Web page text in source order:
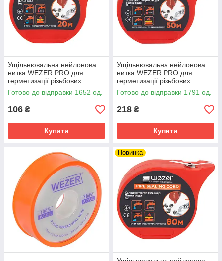
Ущільнювальна нейлонова
нитка WEZER PRO для
герметизації різьбових
з'єднань, 20 м
Готово до відправки 1652 од.
106 ₴
Купити
Ущільнювальна нейлонова
нитка WEZER PRO для
герметизації різьбових
з'єднань, 50 м
Готово до відправки 1791 од.
218 ₴
Купити
Новинка